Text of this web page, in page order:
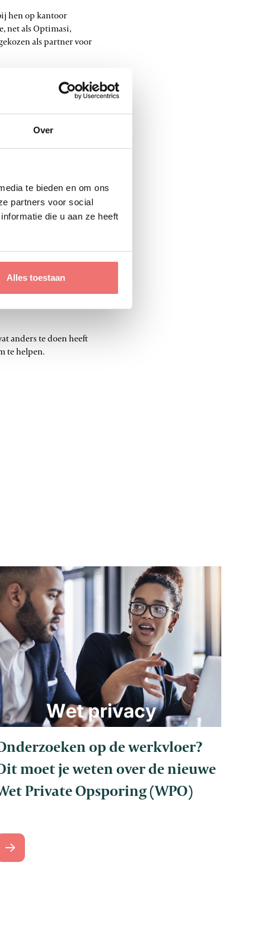
Over
te bieden en om ons
partners voor social
die u aan ze heeft
Alles toestaan
hen op kantoor
net als Optimasi,
als partner voor
of om het
een nummer. Hun
aanpak hanteert,
samenwerken. Ze
het
anders te doen heeft
te helpen.
op de werkvloer?
moet je weten over de nieuwe
Private Opsporing (WPO)